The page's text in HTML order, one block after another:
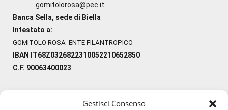
Gestisci Consenso
gomitolorosa@pec.it
Banca Sella, sede di Biella
Intestato a:
GOMITOLO ROSA ENTE FILANTROPICO
IBAN IT68Z0326822310052210652850
C.F. 90063400023